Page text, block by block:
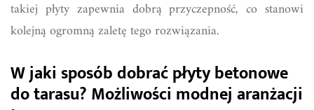
takiej płyty zapewnia dobrą przyczepność, co stanowi
kolejną ogromną zaletę tego rozwiązania.
W jaki sposób dobrać płyty betonowe
do tarasu? Możliwości modnej aranżacji